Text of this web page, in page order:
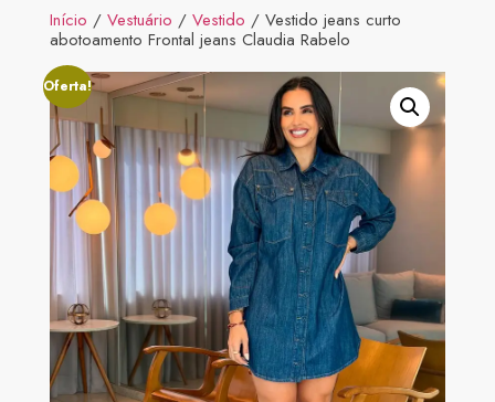
Início / Vestuário / Vestido / Vestido jeans curto
abotoamento Frontal jeans Claudia Rabelo
Oferta!